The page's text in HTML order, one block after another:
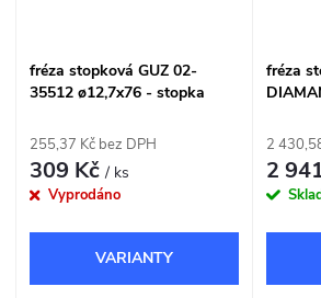
fréza stopková GUZ 02-
35512 ø12,7x76 - stopka
255,37 Kč bez DPH
309 Kč/ ks
Vyprodáno
fréza
2
2